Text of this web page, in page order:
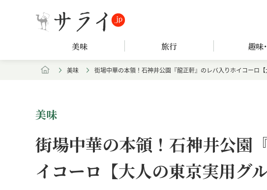
美味 旅行 趣味
美味 街場中華の本領！石神井公園『龍正軒』のレバ入りホイコーロ【
美味
街場中華の本領！石神井公園
イコーロ【大人の東京実用グル